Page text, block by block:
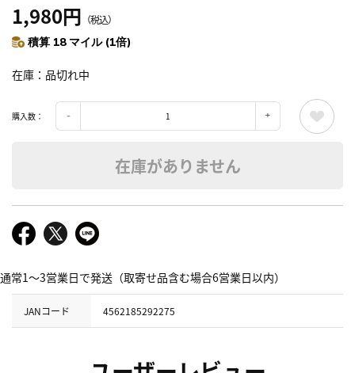
1,980円 （税込）
積算 18 マイル (1倍)
在庫 品切れ中
購入数：
在庫がありません
通常1～3営業日で発送（取寄せ品含む場合6営業日以内）
JANコード 4562185292275